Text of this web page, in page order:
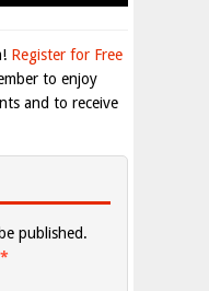
Register for Free
to enjoy
and to receive
published.
*